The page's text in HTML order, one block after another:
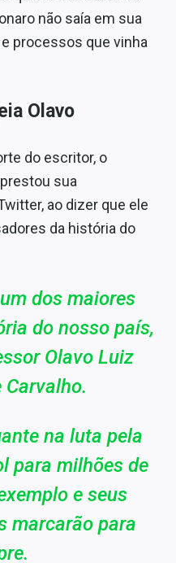
não saía em sua
processos que vinha
Olavo
do escritor, o
sua
ao dizer que ele
da história do
dos maiores
do nosso país,
Olavo Luiz
na luta pela
para milhões de
e seus
marcarão para